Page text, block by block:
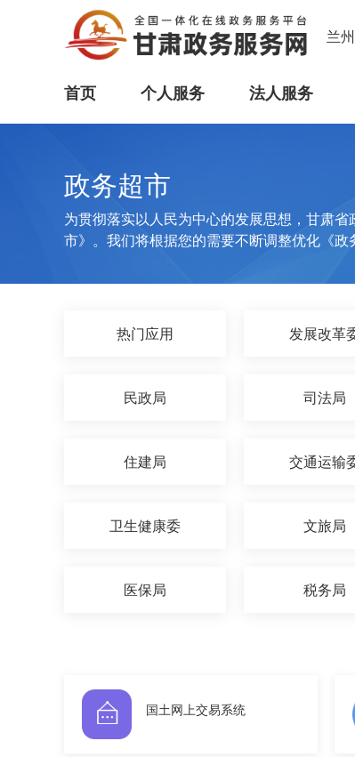
兰
首页 个人服务 法人服务
政务超市
为贯彻落实以人民为中心的发展思想，甘肃
市》。我们将根据您的需要不断调整优化《
热门应用 发展改革
民政局 司法局
住建局 交通运输
卫生健康委 文旅局
医保局 税务局
国土网上交易系统